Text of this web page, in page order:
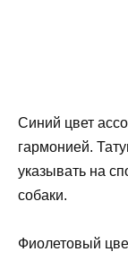
Синий цвет
гармонией.
указывать на
собаки.
Фиолетовый